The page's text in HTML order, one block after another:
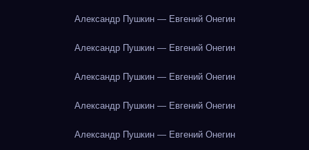
Александр Пушкин — Евгений Онегин
Александр Пушкин — Евгений Онегин
Александр Пушкин — Евгений Онегин
Александр Пушкин — Евгений Онегин
Александр Пушкин — Евгений Онегин